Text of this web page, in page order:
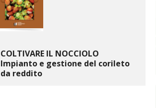
COLTIVARE IL NOCCIOLO
Impianto e gestione del corileto
da reddito